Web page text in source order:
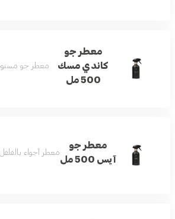
معطر جو
كاندي مسك
500 مل
معطر جو
معطر جو
آيس 500 مل
معطر أجواء بالفلفل